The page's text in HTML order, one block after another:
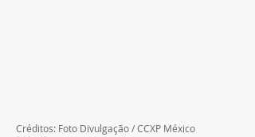
Créditos: Foto Divulgação / CCXP México